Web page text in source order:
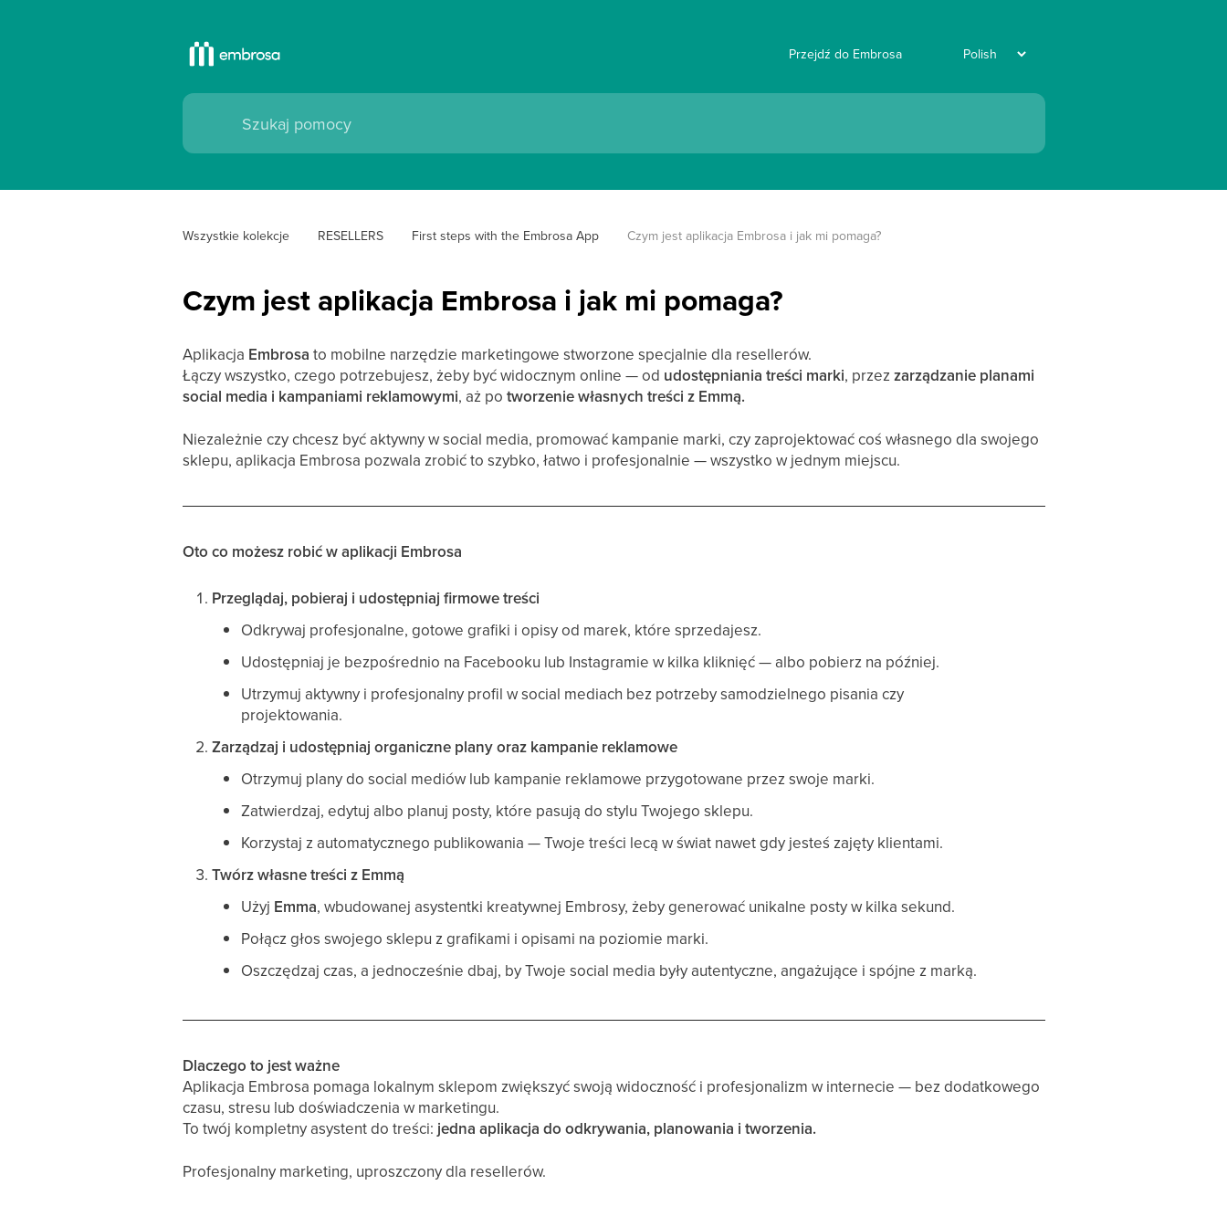
Przejdź do Embrosa
Wszystkie kolekcje RESELLERS First steps with the Embrosa App Czym jest aplikacja Embrosa i jak mi pomaga?
Czym jest aplikacja Embrosa i jak mi pomaga?
Aplikacja Embrosa to mobilne narzędzie marketingowe stworzone specjalnie dla resellerów.
Łączy wszystko, czego potrzebujesz, żeby być widocznym online — od udostępniania treści marki, przezzarządzanie planami
social media i kampaniami reklamowymi, aż po tworzenie własnych treści z Emmą.
Niezależnie czy chcesz być aktywny w social media, promować kampanie marki, czy zaprojektować coś własnego dla swojego
sklepu, aplikacja Embrosa pozwala zrobić to szybko, łatwo i profesjonalnie — wszystko w jednym miejscu.
Oto co możesz robić w aplikacji Embrosa
Przeglądaj, pobieraj i udostępniaj firmowe treści
Odkrywaj profesjonalne, gotowe grafiki i opisy od marek, które sprzedajesz.
Udostępniaj je bezpośrednio na Facebooku lub Instagramie w kilka kliknięć — albo pobierz na później.
Utrzymuj aktywny i profesjonalny profil w social mediach bez potrzeby samodzielnego pisania czy
projektowania.
Zarządzaj i udostępniaj organiczne plany oraz kampanie reklamowe
Otrzymuj plany do social mediów lub kampanie reklamowe przygotowane przez swoje marki.
Zatwierdzaj, edytuj albo planuj posty, które pasują do stylu Twojego sklepu.
Korzystaj z automatycznego publikowania — Twoje treści lecą w świat nawet gdy jesteś zajęty klientami.
Twórz własne treści z Emmą
Użyj Emma, wbudowanej asystentki kreatywnej Embrosy, żeby generować unikalne posty w kilka sekund.
Połącz głos swojego sklepu z grafikami i opisami na poziomie marki.
Oszczędzaj czas, a jednocześnie dbaj, by Twoje social media były autentyczne, angażujące i spójne z marką.
Dlaczego to jest ważne
Aplikacja Embrosa pomaga lokalnym sklepom zwiększyć swoją widoczność i profesjonalizm w internecie — bez dodatkowego
czasu, stresu lub doświadczenia w marketingu.
To twój kompletny asystent do treści: jedna aplikacja do odkrywania, planowania i tworzenia.
Profesjonalny marketing, uproszczony dla resellerów.